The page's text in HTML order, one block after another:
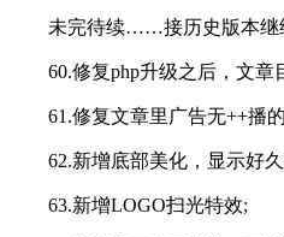
未完待续……接历史版本继
60.修复php升级之后，文章
61.修复文章里广告无++播
62.新增底部美化，显示好久
63.新增LOGO扫光特效;